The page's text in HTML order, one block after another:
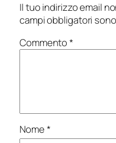
Il tuo indirizzo email
campi obbligatori
Commento*
Nome*